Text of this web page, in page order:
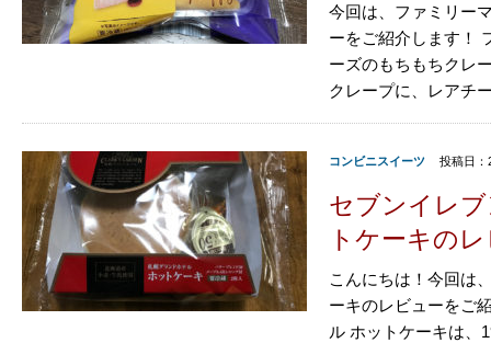
今回は、ファミリー
ーをご紹介します！
ーズのもちもちクレ
クレープに、レアチ
コンビニスイーツ 投稿日：
セブンイレ
トケーキの
こんにちは！今回は
ーキのレビューをご
ル ホットケーキは、